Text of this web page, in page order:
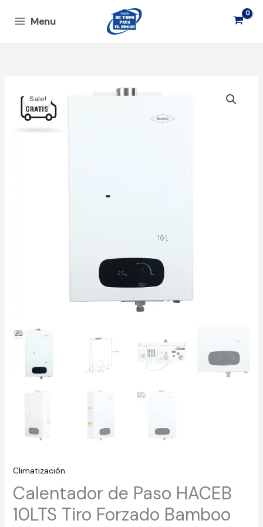
Menu
Sale!
Climatización
Calentador de Paso HACEB
10LTS Tiro Forzado Bamboo